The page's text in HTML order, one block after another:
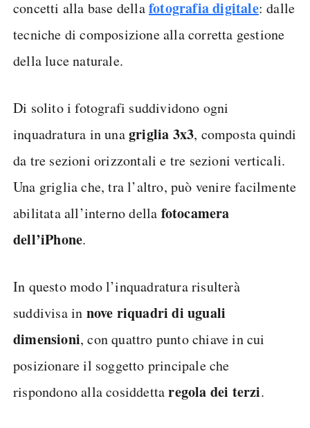
concetti alla base dellafotografia digitale: dalle
tecniche di composizione alla corretta gestione
della luce naturale.
Di solito i fotografi suddividono ogni
inquadratura in unagriglia 3x3, composta quindi
da tre sezioni orizzontali e tre sezioni verticali.
Una griglia che, tra l’altro, può venire facilmente
abilitata all’interno della fotocamera
dell’iPhone.
In questo modo l’inquadratura risulterà
suddivisa in nove riquadri di uguali
dimensioni, con quattro punto chiave in cui
posizionare il soggetto principale che
rispondono alla cosiddettaregola dei terzi.